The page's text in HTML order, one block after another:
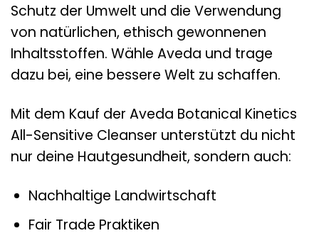
Schutz der Umwelt und die Verwendung
von natürlichen, ethisch gewonnenen
Inhaltsstoffen. Wähle Aveda und trage
dazu bei, eine bessere Welt zu schaffen.
Mit dem Kauf der Aveda Botanical Kinetics
All-Sensitive Cleanser unterstützt du nicht
nur deine Hautgesundheit, sondern auch:
Nachhaltige Landwirtschaft
Fair Trade Praktiken